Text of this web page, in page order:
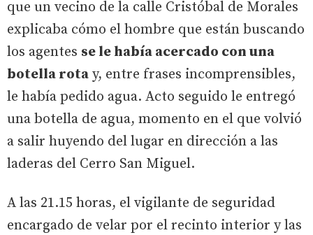
que un vecino de la calle Cristóbal de Morales
explicaba cómo el hombre que están buscando
los agentes se le había acercado con una
botella rota y, entre frases incomprensibles,
le había pedido agua. Acto seguido le entregó
una botella de agua, momento en el que volvió
a salir huyendo del lugar en dirección a las
laderas del Cerro San Miguel.
A las 21.15 horas, el vigilante de seguridad
encargado de velar por el recinto interior y las